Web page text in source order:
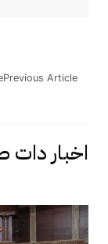
Previous Article
اخبار دات